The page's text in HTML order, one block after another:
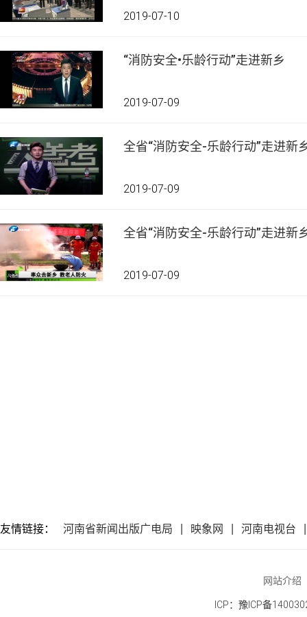
2019-07-10
“消防安全•乐龄行动”走进新乡
2019-07-09
全省“消防安全-乐龄行动”走进新
2019-07-09
全省“消防安全-乐龄行动”走进新
2019-07-09
友情链接： 河南省新闻出版广电局 映象网 河南电视台
网站介绍
ICP：豫ICP备